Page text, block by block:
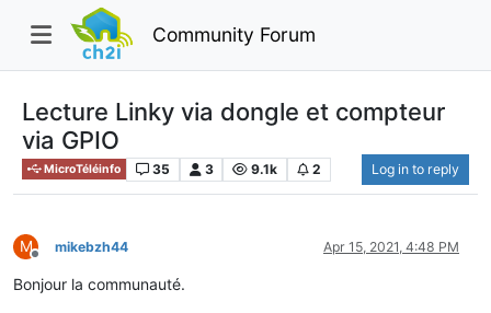
Community Forum
Lecture Linky via dongle et compteur
via GPIO
MicroTéléinfo 35 3 9.1k 2 Log in to reply
M
Offline
mikebzh44 Apr 15, 2021, 4:48 PM
Bonjour la communauté.